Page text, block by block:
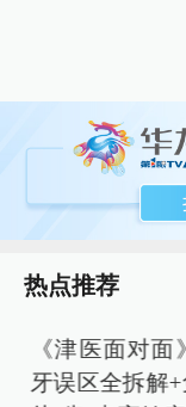
热点推荐
《津医面对
牙误区全拆解